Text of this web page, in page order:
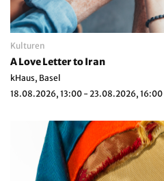
Kulturen
A Love Letter to Iran
kHaus, Basel
18.08.2026, 13:00 - 23.08.2026, 16:00